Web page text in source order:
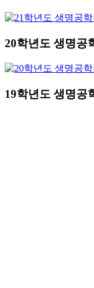
20학년도 생명공
19학년도 생명공